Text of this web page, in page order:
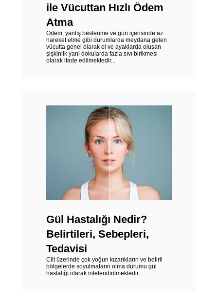
ile Vücuttan Hızlı Ödem
Atma
Ödem; yanlış beslenme ve gün içerisinde az
hareket etme gibi durumlarda meydana gelen
vücutta genel olarak el ve ayaklarda oluşan
şişkinlik yani dokularda fazla sıvı birikmesi
olarak ifade edilmektedir...
Gül Hastalığı Nedir?
Belirtileri, Sebepleri,
Tedavisi
Cilt üzerinde çok yoğun kızarıkların ve belirli
bölgelerde soyulmaların olma durumu gül
hastalığı olarak nitelendirilmektedir...